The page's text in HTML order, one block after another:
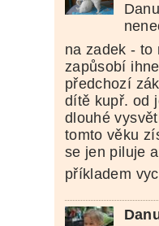
na zadek -
zapůsobí
předchozí
dítě kupř. od
dlouhé
tomto věku
se jen piluje
příkladem